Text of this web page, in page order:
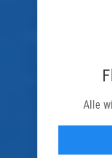
Alle